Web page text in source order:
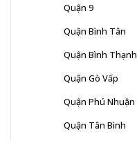
Quận 9
Quận Bình Tân
Quận Bình Thạnh
Quận Gò Vấp
Quận Phú Nhuận
Quận Tân Bình